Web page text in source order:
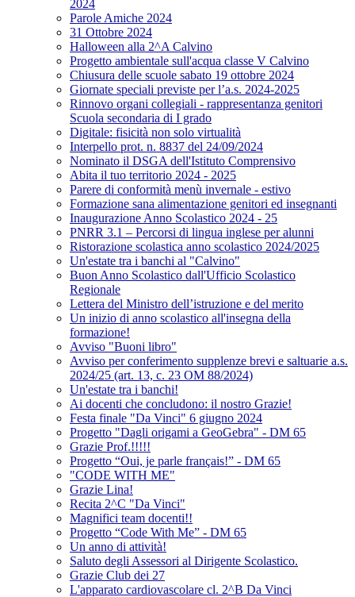
2024
Parole Amiche 2024
31 Ottobre 2024
Halloween alla 2^A Calvino
Progetto ambientale sull'acqua classe V Calvino
Chiusura delle scuole sabato 19 ottobre 2024
Giornate speciali previste per l’a.s. 2024-2025
Rinnovo organi collegiali - rappresentanza genitori
Scuola secondaria di I grado
Digitale: fisicità non solo virtualità
Interpello prot. n. 8837 del 24/09/2024
Nominato il DSGA dell'Istituto Comprensivo
Abita il tuo territorio 2024 - 2025
Parere di conformità menù invernale - estivo
Formazione sana alimentazione genitori ed insegnanti
Inaugurazione Anno Scolastico 2024 - 25
PNRR 3.1 – Percorsi di lingua inglese per alunni
Ristorazione scolastica anno scolastico 2024/2025
Un'estate tra i banchi al "Calvino"
Buon Anno Scolastico dall'Ufficio Scolastico
Regionale
Lettera del Ministro dell’istruzione e del merito
Un inizio di anno scolastico all'insegna della
formazione!
Avviso "Buoni libro"
Avviso per conferimento supplenze brevi e saltuarie a.s.
2024/25 (art. 13, c. 23 OM 88/2024)
Un'estate tra i banchi!
Ai docenti che concludono: il nostro Grazie!
Festa finale "Da Vinci" 6 giugno 2024
Progetto "Dagli origami a GeoGebra" - DM 65
Grazie Prof.!!!!!
Progetto “Oui, je parle français!” - DM 65
"CODE WITH ME"
Grazie Lina!
Recita 2^C "Da Vinci"
Magnifici team docenti!!
Progetto “Code With Me” - DM 65
Un anno di attività!
Saluto degli Assessori al Dirigente Scolastico.
Grazie Club dei 27
L'apparato cardiovascolare cl. 2^B Da Vinci